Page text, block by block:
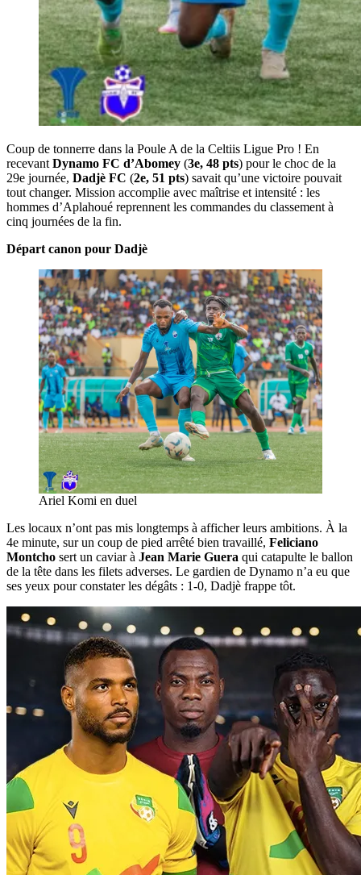
Coup de tonnerre dans la Poule A de la Celtiis Ligue Pro ! En
recevant Dynamo FC d’Abomey (3e, 48 pts) pour le choc de la
29e journée, Dadjè FC (2e, 51 pts) savait qu’une victoire pouvait
tout changer. Mission accomplie avec maîtrise et intensité : les
hommes d’Aplahoué reprennent les commandes du classement à
cinq journées de la fin.
Départ canon pour Dadjè
Ariel Komi en duel
Les locaux n’ont pas mis longtemps à afficher leurs ambitions. À la
4e minute, sur un coup de pied arrêté bien travaillé, Feliciano
Montcho sert un caviar à Jean Marie Guera qui catapulte le ballon
de la tête dans les filets adverses. Le gardien de Dynamo n’a eu que
ses yeux pour constater les dégâts : 1-0, Dadjè frappe tôt.